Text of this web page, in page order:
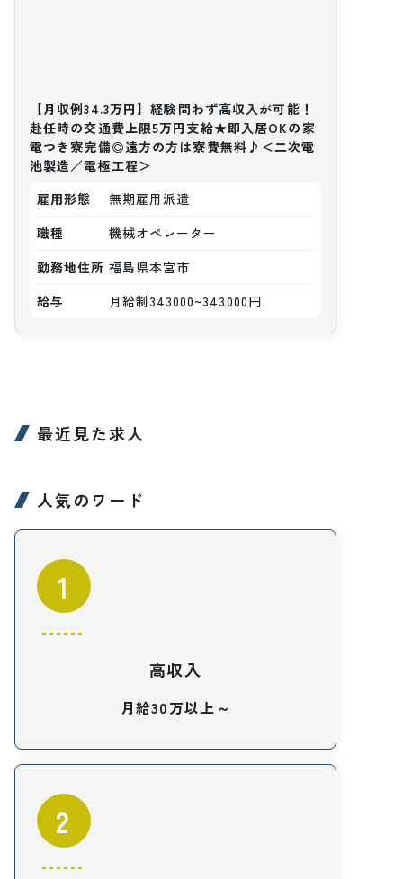
【月収例34.3万円】経験問わず高収入が可能！
赴任時の交通費上限5万円支給★即入居OKの家
電つき寮完備◎遠方の方は寮費無料♪＜二次電
池製造／電極工程＞
雇用形態
無期雇用派遣
職種
機械オペレーター
勤務地住所 福島県本宮市
給与
月給制343000~343000円
最近見た求人
人気のワード
1
高収入
月給30万以上～
2